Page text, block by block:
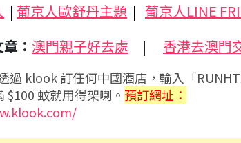
| 葡京人歐舒丹主題 | 葡京人LINE
： 澳門親子好去處 | 香港去澳門
過 klook 訂任何中國酒店，輸入「
$100 蚊就用得架喇。 預訂網址：